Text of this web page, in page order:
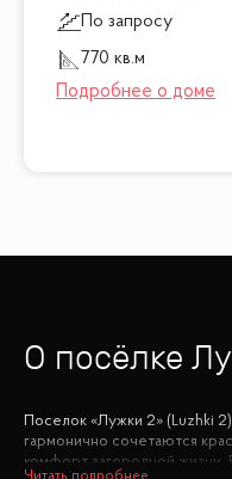
По запросу
770 кв.м
О посёлке
Поселок «Лужки 2» (Luzhki
гармонично сочетаются
комфорт загородной жизни.